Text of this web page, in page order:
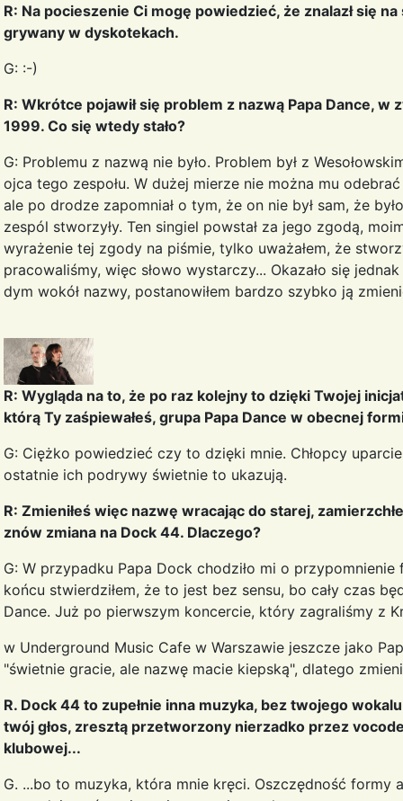
R: Na pocieszenie Ci mogę powiedzieć, że znalazł się
grywany w dyskotekach.
G: :-)
R: Wkrótce pojawił się problem z nazwą Papa Dance,
1999. Co się wtedy stało?
G: Problemu z nazwą nie było. Problem był z
ojca tego zespołu. W dużej mierze nie można mu
ale po drodze zapomniał o tym, że on nie był sam, że
zespól stworzyły. Ten singiel powstał za jego zgodą,
wyrażenie tej zgody na piśmie, tylko uważałem, że
pracowaliśmy, więc słowo wystarczy... Okazało się
dym wokół nazwy, postanowiłem bardzo szybko ją
R: Wygląda na to, że po raz kolejny to dzięki Twojej
którą Ty zaśpiewałeś, grupa Papa Dance w obecnej
G: Ciężko powiedzieć czy to dzięki mnie. Chłopcy
ostatnie ich podrywy świetnie to ukazują.
R: Zmieniłeś więc nazwę wracając do starej,
znów zmiana na Dock 44. Dlaczego?
G: W przypadku Papa Dock chodziło mi o przypomnienie
końcu stwierdziłem, że to jest bez sensu, bo cały czas
Dance. Już po pierwszym koncercie, który zagraliśmy z
w Underground Music Cafe w Warszawie jeszcze jako
"świetnie gracie, ale nazwę macie kiepską", dlatego
R. Dock 44 to zupełnie inna muzyka, bez twojego
twój głos, zresztą przetworzony nierzadko przez
klubowej...
G. ...bo to muzyka, która mnie kręci. Oszczędność formy